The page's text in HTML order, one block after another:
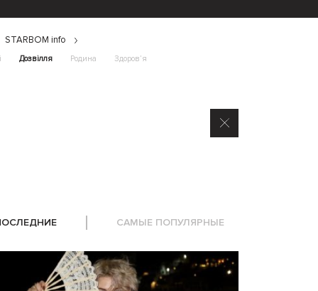
Дозвілля Родина Здоров’я
STARBOM info
САМЫЕ ПОПУЛЯРНЫЕ